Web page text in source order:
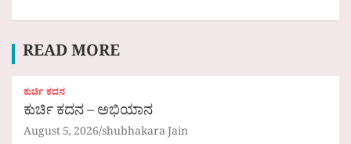
READ MORE
ಕುರ್ಚಿ ಕದನ
ಕುರ್ಚಿ ಕದನ – ಅಭಿಯಾನ
August 5, 2026 shubhakara Jain